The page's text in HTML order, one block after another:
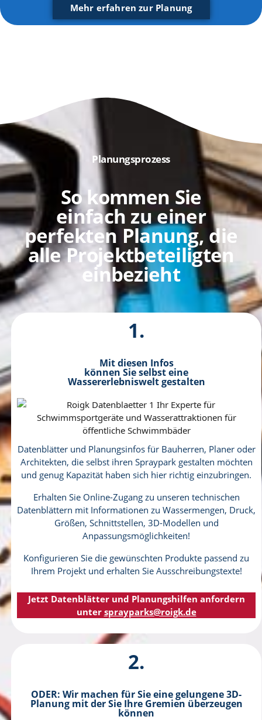
Mehr erfahren zur Planung
Planungsprozess
So kommen Sie
einfach zu einer
perfekten Planung, die
alle Projektbeteiligten
einbezieht
1.
Mit diesen Infos
können Sie selbst eine
Wassererlebniswelt gestalten
Datenblätter und Planungsinfos für Bauherren, Planer oder
Architekten, die selbst ihren Spraypark gestalten möchten
und genug Kapazität haben sich hier richtig einzubringen.
Erhalten Sie Online-Zugang zu unseren technischen
Datenblättern mit Informationen zu Wassermengen, Druck,
Größen, Schnittstellen, 3D-Modellen und
Anpassungsmöglichkeiten!
Konfigurieren Sie die gewünschten Produkte passend zu
Ihrem Projekt und erhalten Sie Ausschreibungstexte!
Jetzt Datenblätter und Planungshilfen anfordern
unter sprayparks@roigk.de
2.
ODER: Wir machen für Sie eine gelungene 3D-
Planung mit der Sie Ihre Gremien überzeugen
können